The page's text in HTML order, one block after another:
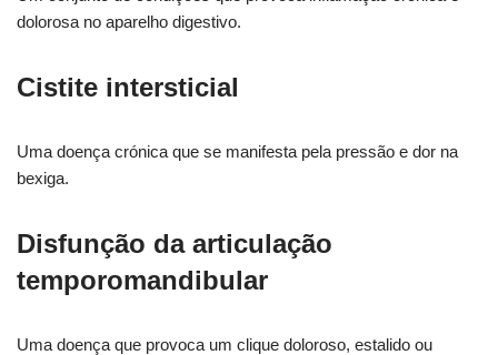
dolorosa no aparelho digestivo.
Cistite intersticial
Uma doença crónica que se manifesta pela pressão e dor na
bexiga.
Disfunção da articulação
temporomandibular
Uma doença que provoca um clique doloroso, estalido ou